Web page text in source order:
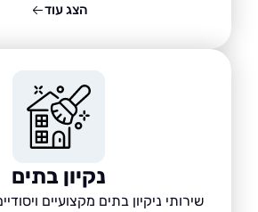
נקיון בתים
שירותי ניקיון בתים מקצועיים ויסודיים